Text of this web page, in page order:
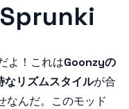
よ！これはGoonzyの
リズムスタイルが合
なんだ。このモッド